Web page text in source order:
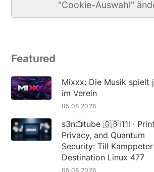
"Cookie-Auswahl"
Featured
Mixxx: Die Musik spielt
im Verein
05.08.2026
s3n📺tube 🇬🇧i11l ·
Privacy, and Quantum
Security: Till
Destination Linux 477
05.08.2026